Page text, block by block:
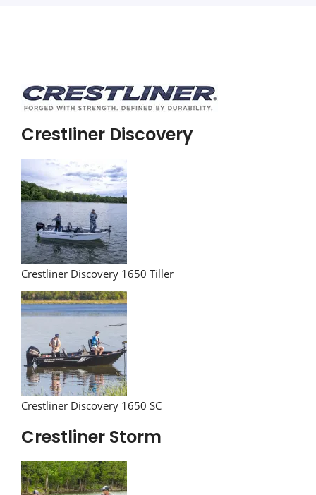
Crestliner Discovery
Crestliner Discovery 1650 Tiller
Crestliner Discovery 1650 SC
Crestliner Storm